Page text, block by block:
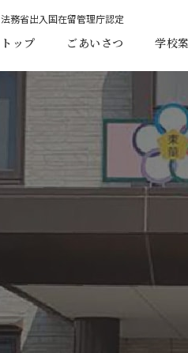
法務省出入国在留管理庁認定
トップ ごあいさつ 学校